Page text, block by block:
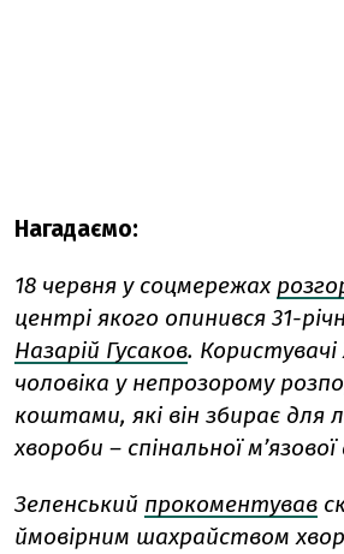
Нагадаємо:
18 червня у соцмережах
центрі якого опинився 31-
Назарій Гусаков.
чоловіка у непрозорому
коштами, які він збирає для
хвороби – спінальної
Зеленський прокоментував
ймовірним шахрайством